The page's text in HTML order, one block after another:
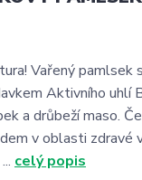
Vařený
Aktivního uhlí
a drůbeží maso.
v oblasti zdravé
celý popis